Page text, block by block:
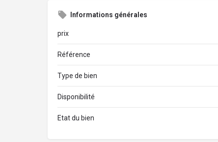
Informations générales
prix
Référence
Type de bien
Disponibilité
Etat du bien